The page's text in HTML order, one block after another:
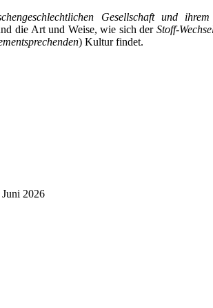
Gesellschaft und
die Art und Weise, wie sich der Stoff-
) Kultur findet.
Juni 2026